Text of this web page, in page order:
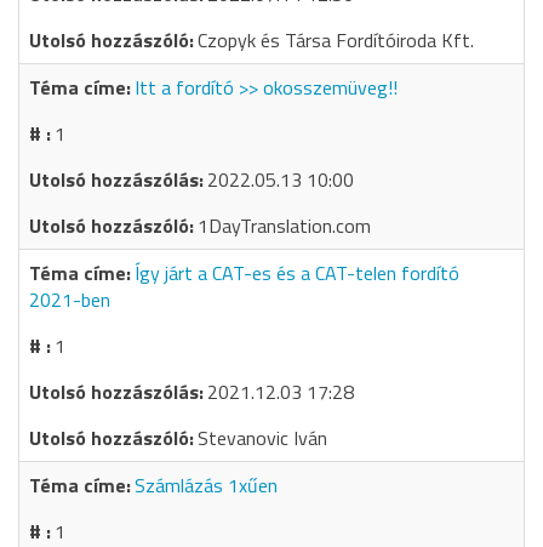
Czopyk és Társa Fordítóiroda Kft.
Itt a fordító >> okosszemüveg!!
1
2022.05.13 10:00
1DayTranslation.com
Így járt a CAT-es és a CAT-telen fordító
2021-ben
1
2021.12.03 17:28
Stevanovic Iván
Számlázás 1xűen
1